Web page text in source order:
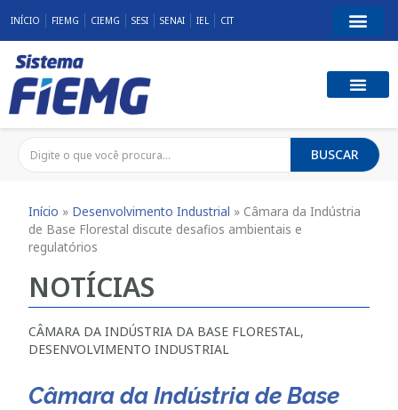
INÍCIO FIEMG CIEMG SESI SENAI IEL CIT
BUSCAR
Início » Desenvolvimento Industrial » Câmara da Indústria
de Base Florestal discute desafios ambientais e
regulatórios
NOTÍCIAS
CÂMARA DA INDÚSTRIA DA BASE FLORESTAL,
DESENVOLVIMENTO INDUSTRIAL
Câmara da Indústria de Base